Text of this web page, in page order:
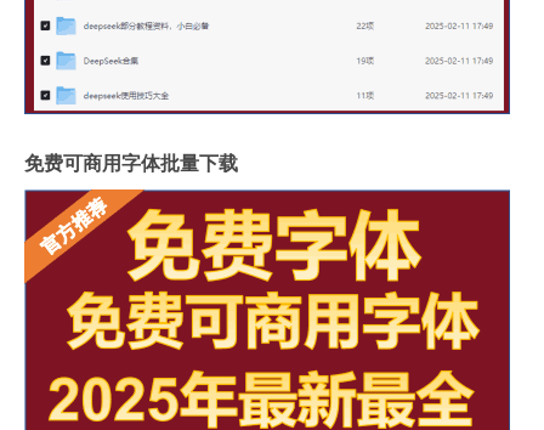
免费可商用字体批量下载